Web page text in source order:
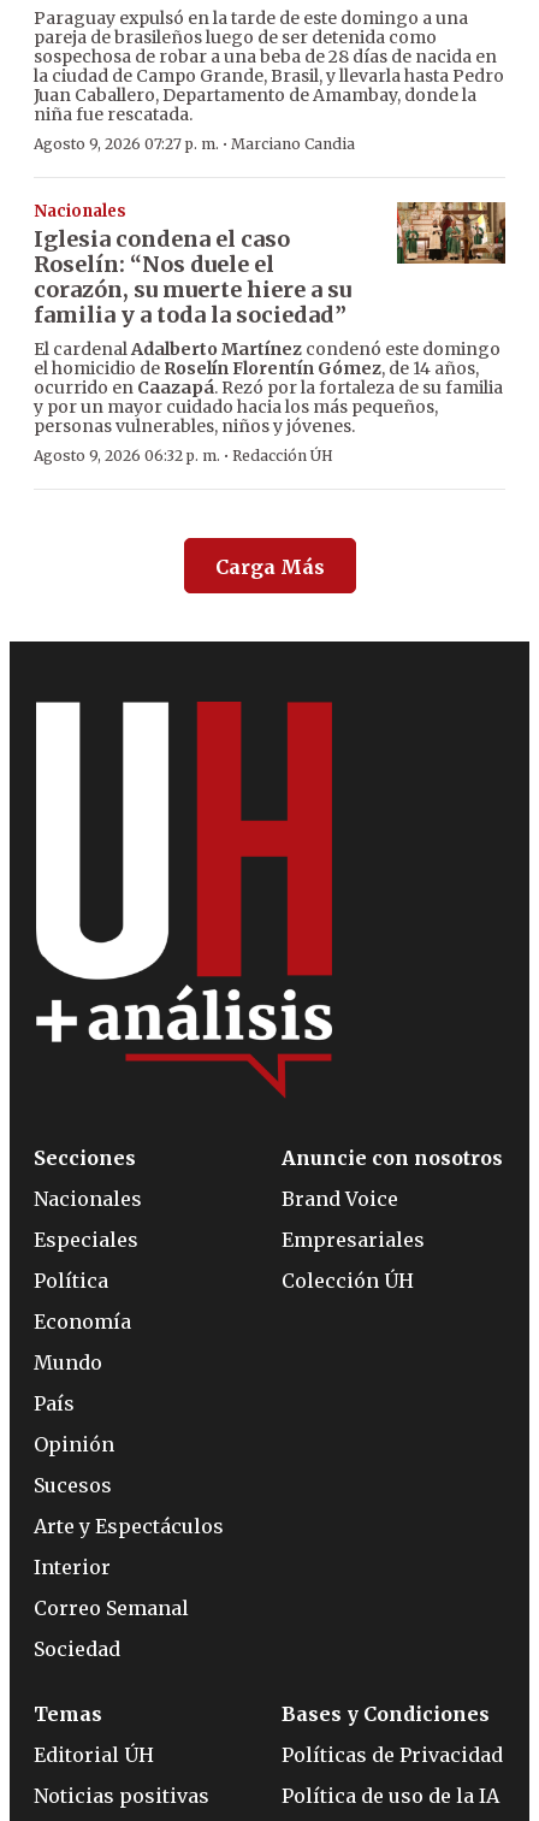
Paraguay expulsó en la tarde de este domingo a una
pareja de brasileños luego de ser detenida como
sospechosa de robar a una beba de 28 días de nacida en
la ciudad de Campo Grande, Brasil, y llevarla hasta Pedro
Juan Caballero, Departamento de Amambay, donde la
niña fue rescatada.
Agosto 9, 2026 07:27 p. m. · Marciano Candia
Nacionales
Iglesia condena el caso
Roselín: “Nos duele el
corazón, su muerte hiere a su
familia y a toda la sociedad”
El cardenalAdalberto Martínez condenó este domingo
el homicidio de Roselín Florentín Gómez, de 14 años,
ocurrido en Caazapá. Rezó por la fortaleza de su familia
y por un mayor cuidado hacia los más pequeños,
personas vulnerables, niños y jóvenes.
Agosto 9, 2026 06:32 p. m. · Redacción ÚH
Carga Más
Secciones
Nacionales
Especiales
Política
Economía
Mundo
País
Opinión
Sucesos
Arte y Espectáculos
Interior
Correo Semanal
Sociedad
Anuncie con nosotros
Brand Voice
Empresariales
Colección ÚH
Temas
Editorial ÚH
Noticias positivas
Bases y Condiciones
Políticas de Privacidad
Política de uso de la IA